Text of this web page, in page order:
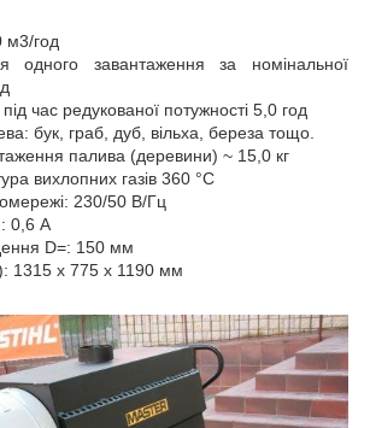
м3/год
одного завантаження за номінальної
час редукованої потужності 5,0 год
бук, граб, дуб, вільха, береза тощо.
палива (деревини) ~ 15,0 кг
вихлопних газів 360 °C
230/50 В/Гц
0,6 A
D=: 150 мм
1315 x 775 x 1190 мм